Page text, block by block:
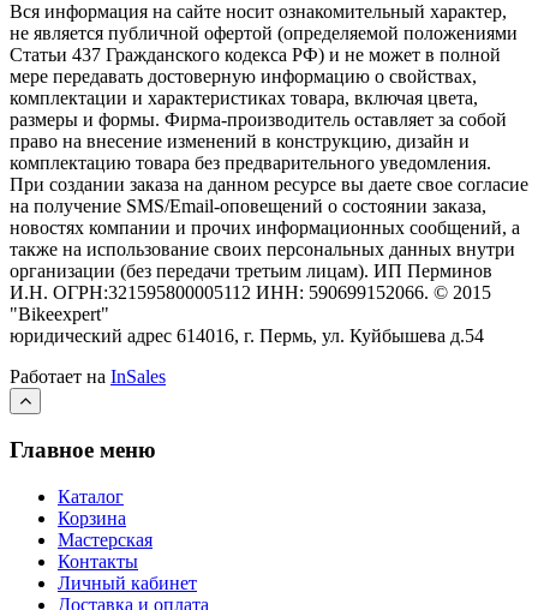
Вся информация на сайте носит ознакомительный характер,
не является публичной офертой (определяемой положениями
Статьи 437 Гражданского кодекса РФ) и не может в полной
мере передавать достоверную информацию о свойствах,
комплектации и характеристиках товара, включая цвета,
размеры и формы. Фирма-производитель оставляет за собой
право на внесение изменений в конструкцию, дизайн и
комплектацию товара без предварительного уведомления.
При создании заказа на данном ресурсе вы даете свое согласие
на получение SMS/Email-оповещений о состоянии заказа,
новостях компании и прочих информационных сообщений, а
также на использование своих персональных данных внутри
организации (без передачи третьим лицам). ИП Перминов
И.Н. ОГРН:321595800005112 ИНН: 590699152066. © 2015
"Bikeexpert"
юридический адрес 614016, г. Пермь, ул. Куйбышева д.54
Работает на InSales
Главное меню
Каталог
Корзина
Мастерская
Контакты
Личный кабинет
Доставка и оплата